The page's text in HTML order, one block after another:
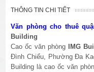
THÔNG TIN CHI TIẾT
Văn phòng cho thuê
Building
Cao ốc văn phòng IMG
Đình Chiểu, Phường Đa
Building là cao ốc văn